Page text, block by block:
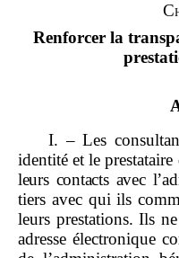
Renforcer la
I. – Les
identité et le prestataire
leurs contacts avec
tiers avec qui ils
leurs prestations. Ils
adresse électronique